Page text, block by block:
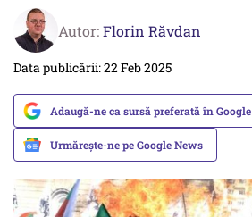
Autor:Florin Răvdan
Data publicării: 22 Feb 2025
Adaugă-ne ca sursă preferată în Google
Urmărește-ne pe Google News